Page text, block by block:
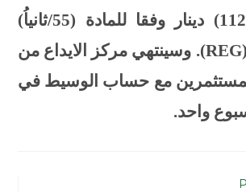
(112,000,000,000) دينار وفقا للمادة (55/ثانياُ)
REG). وسينتهي مركز الايداع من
مع حساب الوسيط في
واحد.